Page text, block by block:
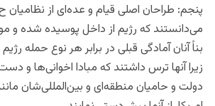
پنجم: طراحان اصلی قیام و عده‌ای از
می‌دانستند که رژیم از داخل پوسیده شده و
بناً آنان آمادگی قبلی در برابر هر نوع حمله
زیرا آنها ترس داشتند که مبادا اخوانی‌ها و
دولت و حامیان منطقه‌ای و بین‌المللی‌شان